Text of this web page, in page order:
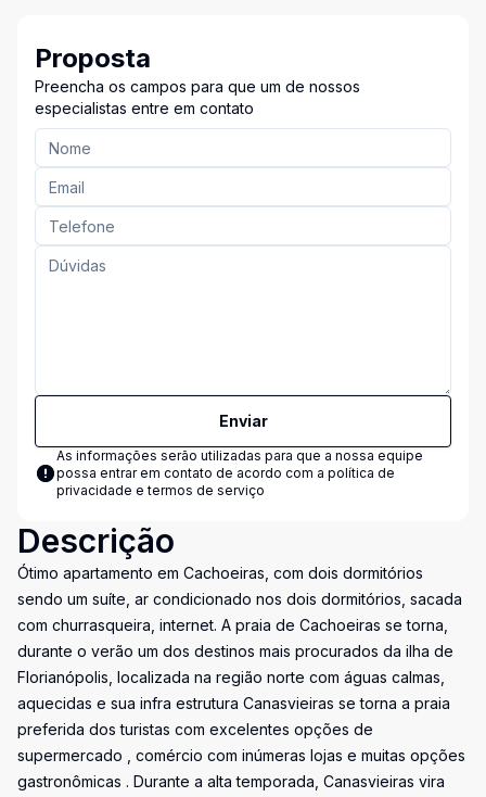
Proposta
Preencha os campos para que um de nossos
especialistas entre em contato
Enviar
As informações serão utilizadas para que a nossa equipe
possa entrar em contato de acordo com a política de
privacidade e termos de serviço
Descrição
Ótimo apartamento em Cachoeiras, com dois dormitórios
sendo um suíte, ar condicionado nos dois dormitórios, sacada
com churrasqueira, internet. A praia de Cachoeiras se torna,
durante o verão um dos destinos mais procurados da ilha de
Florianópolis, localizada na região norte com águas calmas,
aquecidas e sua infra estrutura Canasvieiras se torna a praia
preferida dos turistas com excelentes opções de
supermercado , comércio com inúmeras lojas e muitas opções
gastronômicas . Durante a alta temporada, Canasvieiras vira